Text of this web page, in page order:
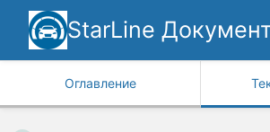
StarLine
Оглавление